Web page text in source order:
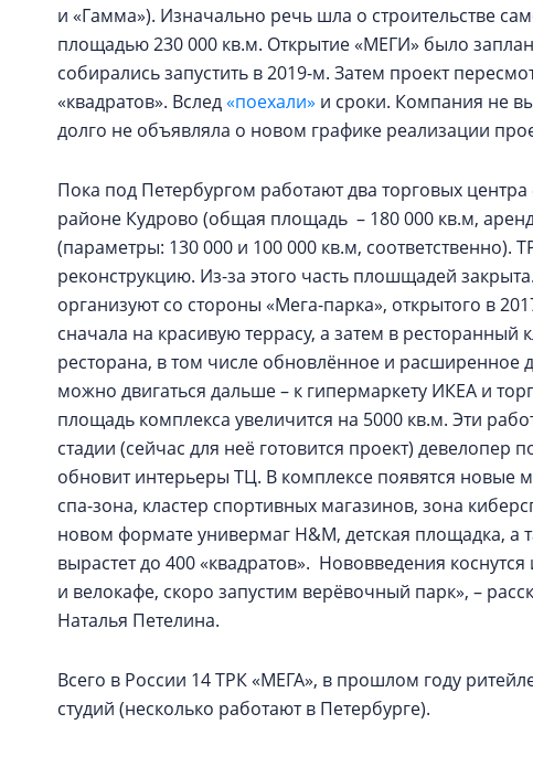
и «Гамма»). Изначально речь шла о строительстве
площадью 230 000 кв.м. Открытие «МЕГИ» было
собирались запустить в 2019-м. Затем проект
«квадратов». Вслед«поехали» и сроки. Компания не
долго не объявляла о новом графике реализации
Пока под Петербургом работают два торговых
районе Кудрово (общая площадь – 180 000 кв.м,
(параметры: 130 000 и 100 000 кв.м, соответственно).
реконструкцию. Из-за этого часть плошщадей
организуют со стороны «Мега-парка», открытого в
сначала на красивую террасу, а затем в
ресторана, в том числе обновлённое и расширенное
можно двигаться дальше – к гипермаркету ИКЕА и
площадь комплекса увеличится на 5000 кв.м. Эти
стадии (сейчас для неё готовится проект)
обновит интерьеры ТЦ. В комплексе появятся новые
спа-зона, кластер спортивных магазинов, зона
новом формате универмаг H&M, детская площадка, а
вырастет до 400 «квадратов». Нововведения
и велокафе, скоро запустим верёвочный парк», –
Наталья Петелина.
Всего в России 14 ТРК «МЕГА», в прошлом году
студий (несколько работают в Петербурге).